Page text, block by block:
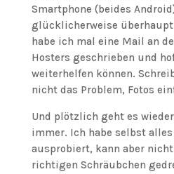
Smartphone (beides
glücklicherweise
habe ich mal eine Mail an
Hosters geschrieben und
weiterhelfen können.
nicht das Problem, Fotos
Und plötzlich geht es
immer. Ich habe selbst
ausprobiert, kann aber
richtigen Schräubchen